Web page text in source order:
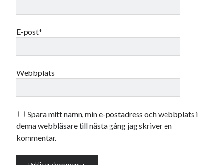
E-post*
Webbplats
Spara mitt namn, min e-postadress och webbplats i
denna webbläsare till nästa gång jag skriver en
kommentar.